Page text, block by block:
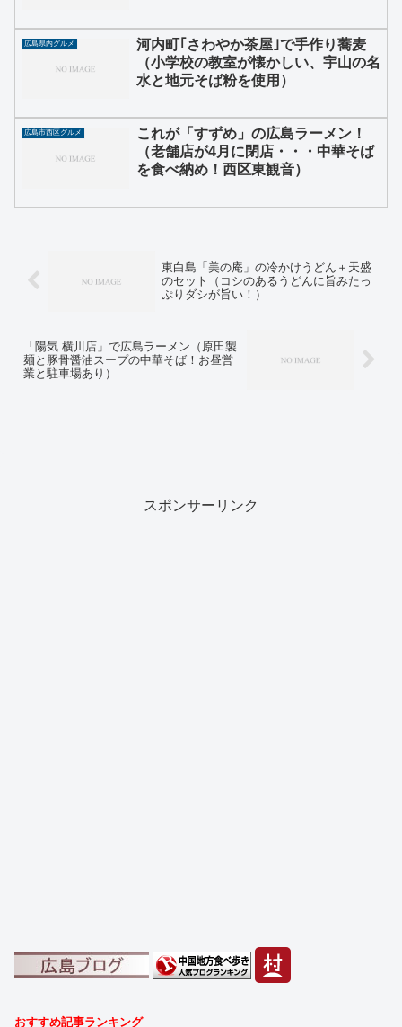
広島県内グルメ
河内町｢さわやか茶屋｣で手作り蕎麦
（小学校の教室が懐かしい、宇山の名
水と地元そば粉を使用）
広島市西区グルメ
これが「すずめ」の広島ラーメン！
（老舗店が4月に閉店・・・中華そば
を食べ納め！西区東観音）
東白島「美の庵」の冷かけうどん＋天盛
のセット（コシのあるうどんに旨みたっ
ぷりダシが旨い！）
「陽気 横川店」で広島ラーメン（原田製
麺と豚骨醤油スープの中華そば！お昼営
業と駐車場あり）
スポンサーリンク
おすすめ記事ランキング